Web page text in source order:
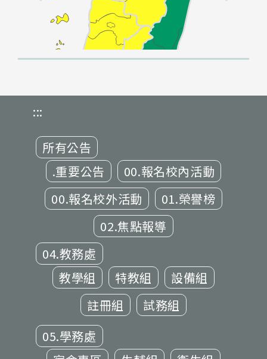
:::
所有公告
.重要公告
00.報名校內活動
00.報名校外活動
01.榮譽榜
02.焦點報導
04.教務處
教學組
特教組
設備組
註冊組
試務組
05.學務處